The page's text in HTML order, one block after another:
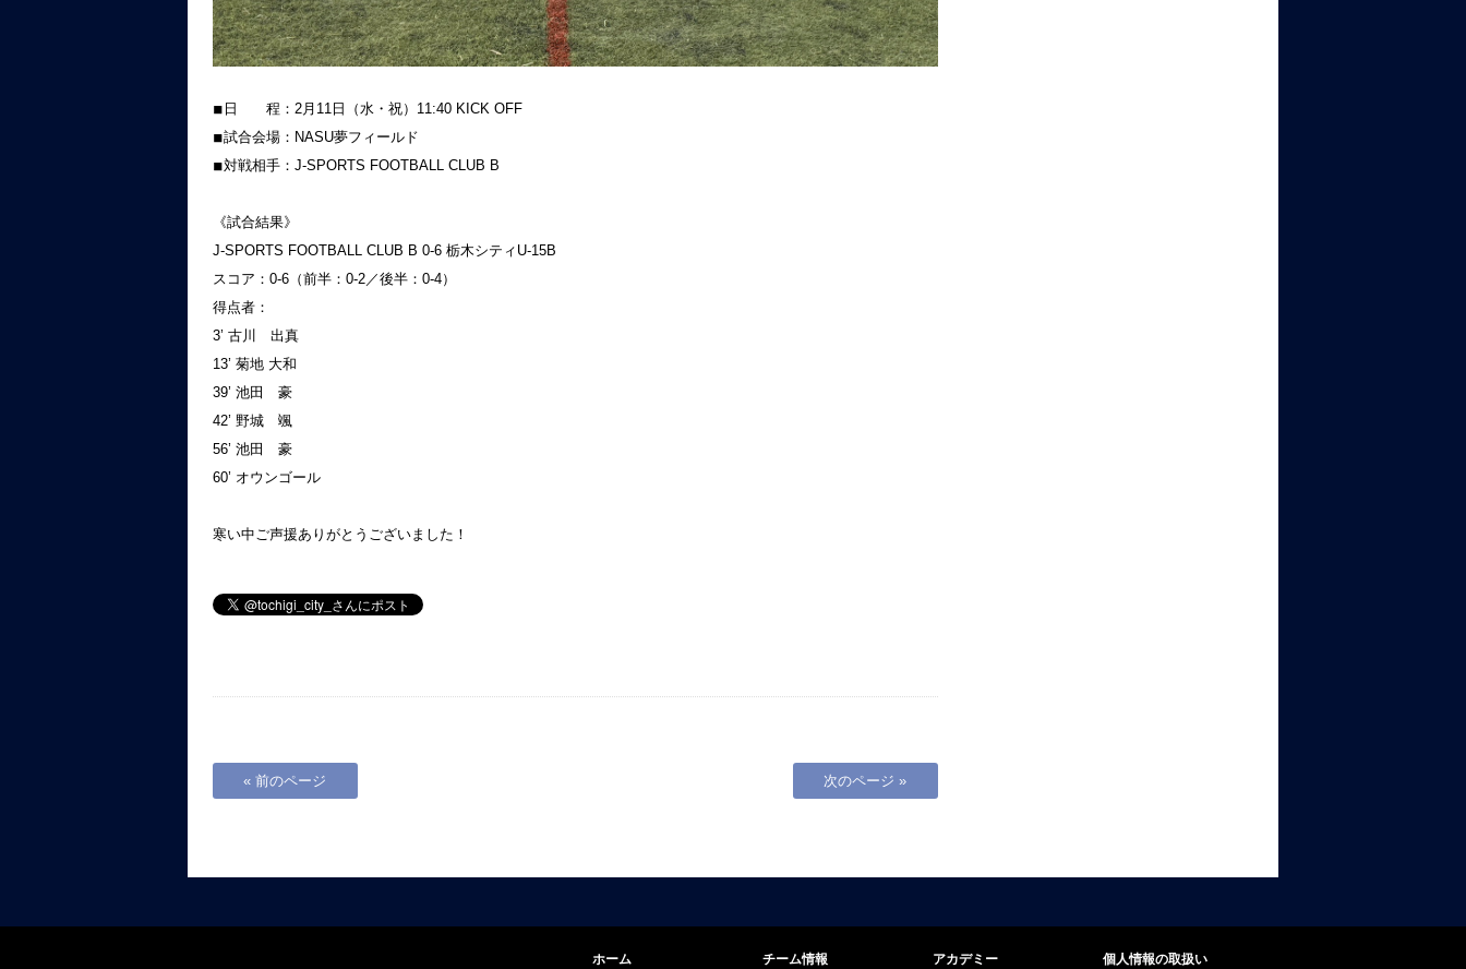
◾︎日 程：2月11日（水・祝）11:40 KICK OFF
◾︎試合会場：NASU夢フィールド
◾︎対戦相手：J-SPORTS FOOTBALL CLUB B
《試合結果》
J-SPORTS FOOTBALL CLUB B 0-6 栃木シティU-15B
スコア：0-6（前半：0-2／後半：0-4）
得点者：
3’ 古川 出真
13’ 菊地 大和
39’ 池田 豪
42’ 野城 颯
56’ 池田 豪
60’ オウンゴール
寒い中ご声援ありがとうございました！
« 前のページ 次のページ »
ホーム チーム情報 アカデミー 個人情報の取扱い